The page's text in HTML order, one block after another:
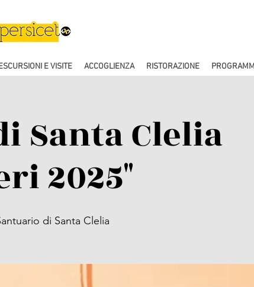
E VISITE ACCOGLIENZA RISTORAZIONE
Santa Clelia
2025"
di Santa Clelia